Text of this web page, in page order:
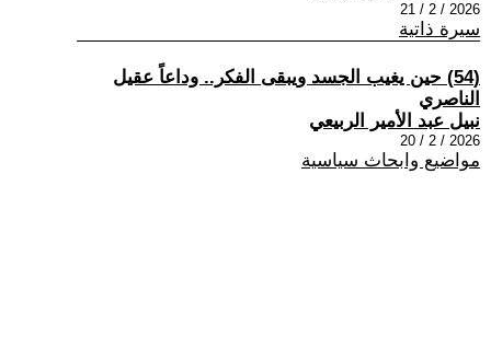
2026 / 2 / 21
سيرة ذاتية
(54) حين يغيب الجسد ويبقى الفكر.. وداعاً عقيل
الناصري
نبيل عبد الأمير الربيعي
2026 / 2 / 20
مواضيع وابحاث سياسية